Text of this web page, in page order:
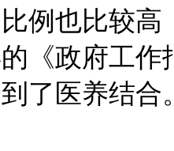
例也比较高
《政府工
了医养结合